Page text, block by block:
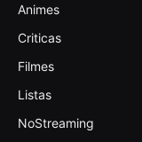
Animes
Criticas
Filmes
Listas
NoStreaming